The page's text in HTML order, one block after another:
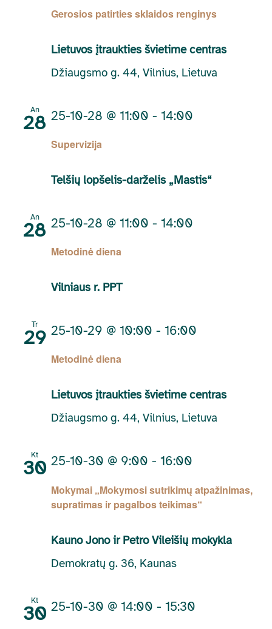
Gerosios patirties sklaidos renginys
Lietuvos įtraukties švietime centras
Džiaugsmo g. 44, Vilnius, Lietuva
An
28
Supervizija
25-10-28 @ 11:00 - 14:00
Telšių lopšelis-darželis „Mastis“
An
28
Metodinė diena
25-10-28 @ 11:00 - 14:00
Vilniaus r. PPT
Tr
29
Metodinė diena
25-10-29 @ 10:00 - 16:00
Lietuvos įtraukties švietime centras
Džiaugsmo g. 44, Vilnius, Lietuva
Kt
30
Mokymai „Mokymosi sutrikimų atpažinimas,
supratimas ir pagalbos teikimas“
25-10-30 @ 9:00 - 16:00
Kauno Jono ir Petro Vileišių mokykla
Demokratų g. 36, Kaunas
Kt
30 25-10-30 @ 14:00 - 15:30